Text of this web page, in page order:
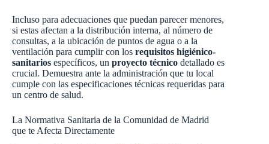
Incluso para adecuaciones que puedan parecer menores,
si estas afectan a la distribución interna, al número de
consultas, a la ubicación de puntos de agua o a la
ventilación para cumplir con los requisitos higiénico-
sanitarios específicos, un proyecto técnico detallado es
crucial. Demuestra ante la administración que tu local
cumple con las especificaciones técnicas requeridas para
un centro de salud.
La Normativa Sanitaria de la Comunidad de Madrid
que te Afecta Directamente